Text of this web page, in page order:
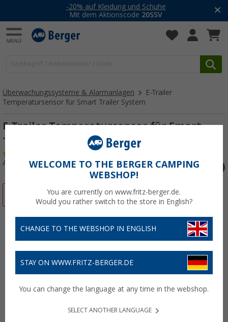
-20% auf Kleidung und Schuhe
Mit dem Aktionscode 20SSV
Überwachungssysteme & Alarmanlagen
E-Trailer
Temperatursensor für Smart Trailer System
E-Trailer Temperatursensor für Smart
Trailer System
Art.-Nr.: 341780WELCOME TO THE BERGER CAMPING
WEBSHOP!
You are currently on www.fritz-berger.de.
Would you rather switch to the store in English?
CHANGE TO THE WEBSHOP IN ENGLISH
STAY ON WWW.FRITZ-BERGER.DE
You can change the language at any time in the webshop.
SELECT ANOTHER LANGUAGE